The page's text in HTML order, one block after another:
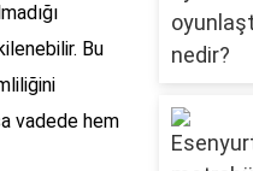
Bu
vadede hem